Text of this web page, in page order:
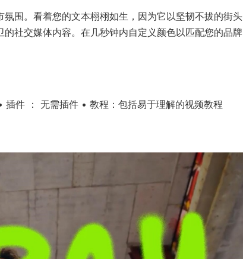
围。看着您的文本栩栩如生，因为它以坚韧不拔的街头
社交媒体内容。在几秒钟内自定义颜色以匹配您的品牌
件 ： 无需插件 • 教程：包括易于理解的视频教程